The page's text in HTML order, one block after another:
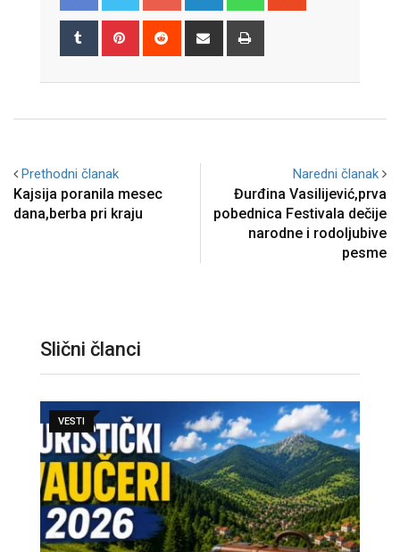
Tumblr Pinterest Reddit
Share
Prethodni članak
Kajsija poranila mesec
dana,berba pri kraju
Naredni članak
Đurđina Vasilijević,prva
pobednica Festivala dečije
narodne i rodoljubive
pesme
Slični članci
VESTI